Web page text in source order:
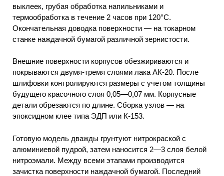
выклеек, грубая обработка напильниками и
термообработка в течение 2 часов при 120°С.
Окончательная доводка поверхности — на токарном
станке наждачной бумагой различной зернистости.
Внешние поверхности корпусов обезжириваются и
покрываются двумя-тремя слоями лака АК-20. После
шлифовки контролируются размеры с учетом толщины
будущего красочного слоя 0,05—0,07 мм. Корпусные
детали обрезаются по длине. Сборка узлов — на
эпоксидном клее типа ЭДП или К-153.
Готовую модель дважды грунтуют нитрокраской с
алюминиевой пудрой, затем наносится 2—3 слоя белой
нитроэмали. Между всеми этапами производится
зачистка поверхности наждачной бумагой. Последний